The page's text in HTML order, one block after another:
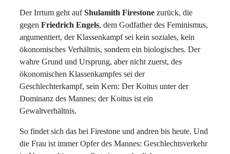
Der Irrtum geht aufShulamith Firestone zurück, die
gegen Friedrich Engels, dem Godfather des Feminismus,
argumentiert, der Klassenkampf sei kein soziales, kein
ökonomisches Verhältnis, sondern ein biologisches. Der
wahre Grund und Ursprung, aber nicht zuerst, des
ökonomischen Klassenkampfes sei der
Geschlechterkampf, sein Kern: Der Koitus unter der
Dominanz des Mannes; der Koitus ist ein
Gewaltverhältnis.
So findet sich das bei Firestone und andren bis heute. Und
die Frau ist immer Opfer des Mannes: Geschlechtsverkehr